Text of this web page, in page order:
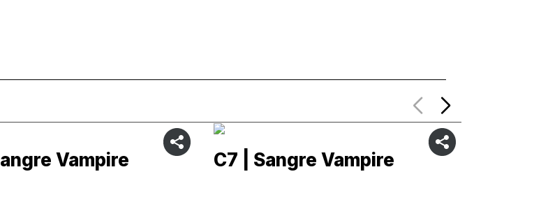
Vampire C7 | Sangre Vampire